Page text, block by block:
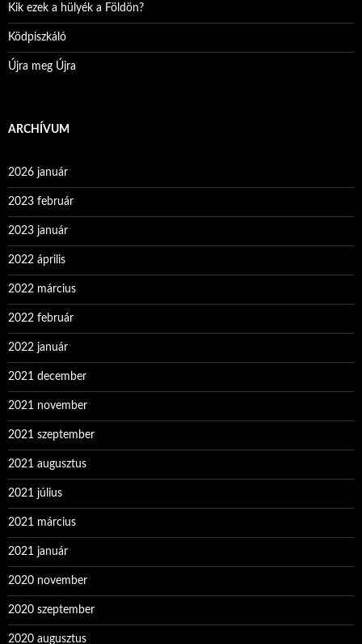
Kik ezek a hülyék a Földön?
Ködpiszkáló
Újra meg Újra
ARCHÍVUM
2026 január
2023 február
2023 január
2022 április
2022 március
2022 február
2022 január
2021 december
2021 november
2021 szeptember
2021 augusztus
2021 július
2021 március
2021 január
2020 november
2020 szeptember
2020 augusztus